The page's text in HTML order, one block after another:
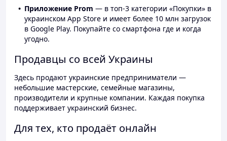
Приложение Prom — в топ-3 категории «Покупки» в
украинском App Store и имеет более 10 млн загрузок
в Google Play. Покупайте со смартфона где и когда
угодно.
Продавцы со всей Украины
Здесь продают украинские предприниматели —
небольшие мастерские, семейные магазины,
производители и крупные компании. Каждая покупка
поддерживает украинский бизнес.
Для тех, кто продаёт онлайн